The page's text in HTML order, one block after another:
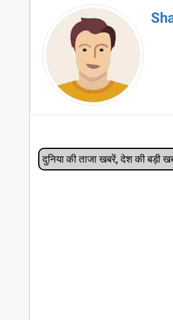
दुनिया की ताजा खबरें, देश की